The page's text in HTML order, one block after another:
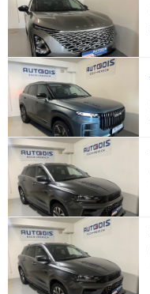
Nos marques
Toutes
Nos modèles
Tous
Année
min
Transmission
Toutes